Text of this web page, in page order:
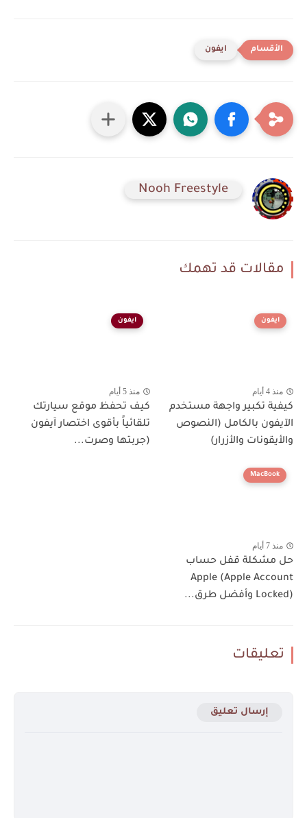
ايفون
Nooh Freestyle
مقالات قد تهمك
ايفون
منذ 4 أيام
كيفية تكبير واجهة مستخدم
الآيفون بالكامل (النصوص
والأيقونات والأزرار)
ايفون
منذ 5 أيام
كيف تحفظ موقع سيارتك
تلقائياً بأقوى اختصار آيفون
(جربتها وصرت...
MacBook
منذ 7 أيام
حل مشكلة قفل حساب
Apple (Apple Account
Locked) وأفضل طرق...
تعليقات
إرسال تعليق